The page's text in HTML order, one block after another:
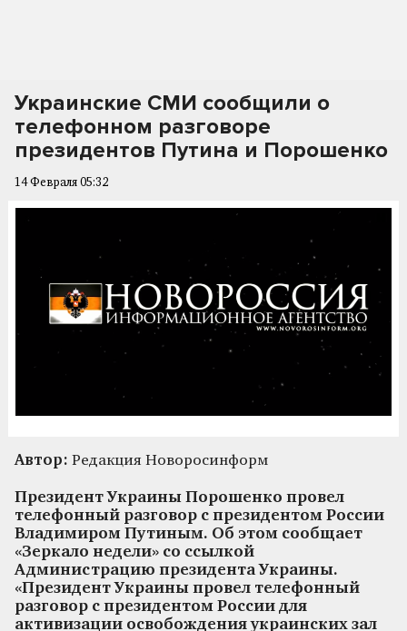
Украинские СМИ сообщили о
телефонном разговоре
президентов Путина и Порошенко
14 Февраля 05:32
Автор: Редакция Новоросинформ
Президент Украины Порошенко провел
телефонный разговор с президентом России
Владимиром Путиным. Об этом сообщает
«Зеркало недели» со ссылкой
Администрацию президента Украины.
«Президент Украины провел телефонный
разговор с президентом России для
активизации освобождения украинских зал